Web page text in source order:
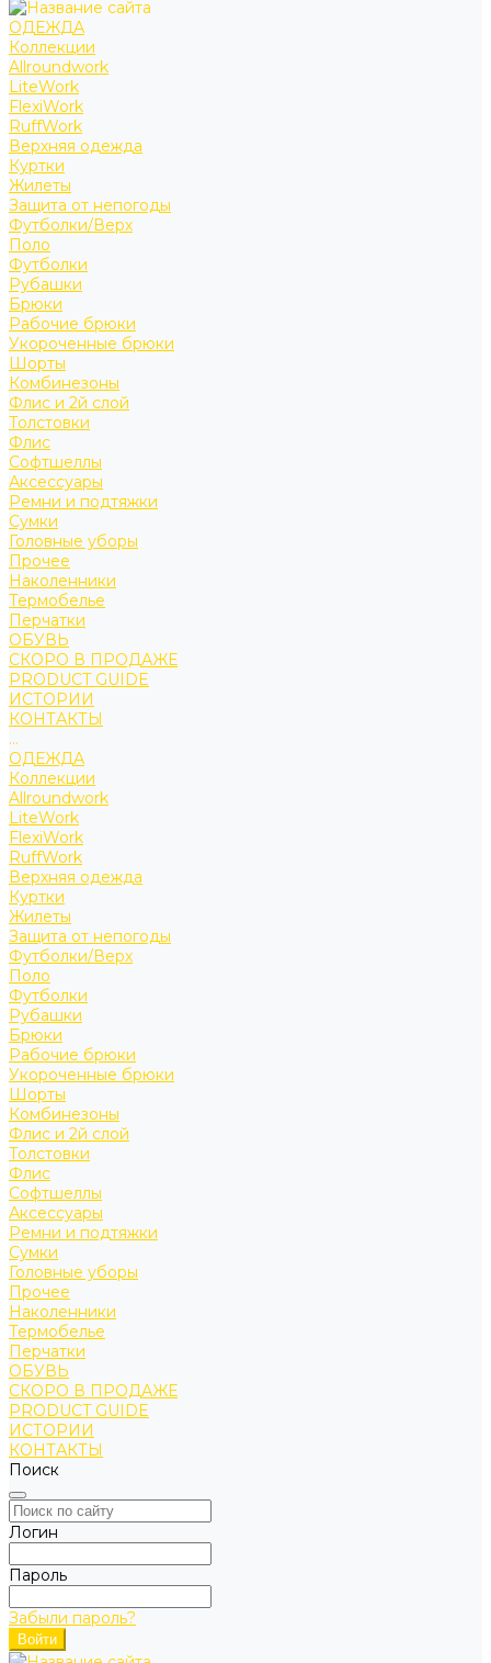
ОДЕЖДА
Коллекции
Allroundwork
LiteWork
FlexiWork
RuffWork
Верхняя одежда
Куртки
Жилеты
Защита от непогоды
Футболки/Верх
Поло
Футболки
Рубашки
Брюки
Рабочие брюки
Укороченные брюки
Шорты
Комбинезоны
Флис и 2й слой
Толстовки
Флис
Софтшеллы
Аксессуары
Ремни и подтяжки
Сумки
Головные уборы
Прочее
Наколенники
Термобелье
Перчатки
ОБУВЬ
СКОРО В ПРОДАЖЕ
PRODUCT GUIDE
ИСТОРИИ
КОНТАКТЫ
...
ОДЕЖДА
Коллекции
Allroundwork
LiteWork
FlexiWork
RuffWork
Верхняя одежда
Куртки
Жилеты
Защита от непогоды
Футболки/Верх
Поло
Футболки
Рубашки
Брюки
Рабочие брюки
Укороченные брюки
Шорты
Комбинезоны
Флис и 2й слой
Толстовки
Флис
Софтшеллы
Аксессуары
Ремни и подтяжки
Сумки
Головные уборы
Прочее
Наколенники
Термобелье
Перчатки
ОБУВЬ
СКОРО В ПРОДАЖЕ
PRODUCT GUIDE
ИСТОРИИ
КОНТАКТЫ
Поиск
Логин
Пароль
Забыли пароль?